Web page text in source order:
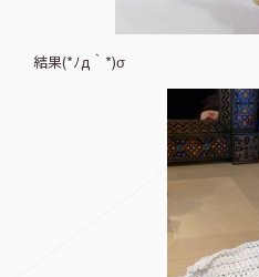
結果(*ﾉд｀*)σ